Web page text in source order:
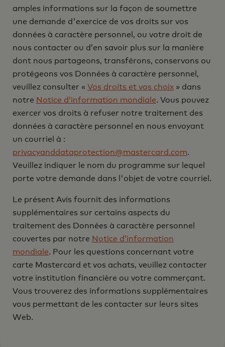
amples informations sur la façon de soumettre
une demande d'exercice de vos droits sur vos
données à caractère personnel, ou votre droit de
nous contacter ou d’en savoir plus sur la manière
dont nous partageons, transférons, conservons ou
protégeons vos Données à caractère personnel,
veuillez consulter « Vos droits et vos choix» dans
notre Notice d’information mondiale. Vous pouvez
exercer vos droits à refuser notre traitement des
données à caractère personnel en nous envoyant
un courriel à :
privacyanddataprotection@mastercard.com.
Veuillez indiquer le nom du programme sur lequel
porte votre demande dans l'objet de votre courriel.
Le présent Avis fournit des informations
supplémentaires sur certains aspects du
traitement des Données à caractère personnel
couvertes par notre Notice d’information
mondiale. Pour les questions concernant votre
carte Mastercard et vos achats, veuillez contacter
votre institution financière ou votre commerçant.
Vous trouverez des informations supplémentaires
vous permettant de les contacter sur leurs sites
Web.